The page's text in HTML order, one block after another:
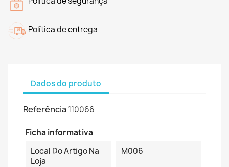
Política de entrega
Dados do produto
Referência110066
Ficha informativa
Local Do Artigo Na
Loja
M006